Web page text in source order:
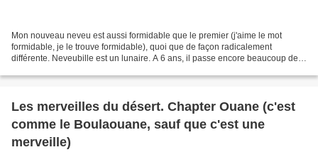
Mon nouveau neveu est aussi formidable que le premier (j'aime le mot
formidable, je le trouve formidable), quoi que de façon radicalement
différente. Neveubille est un lunaire. A 6 ans, il passe encore beaucoup de
Les merveilles du désert. Chapter Ouane (c'est
comme le Boulaouane, sauf que c'est une
merveille)